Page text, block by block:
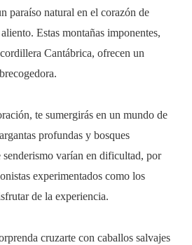
paraíso natural en el corazón de
Estas montañas imponentes,
Cantábrica, ofrecen un
te sumergirás en un mundo de
profundas y bosques
senderismo varían en dificultad, por
experimentados como los
de la experiencia.
cruzarte con caballos salvajes